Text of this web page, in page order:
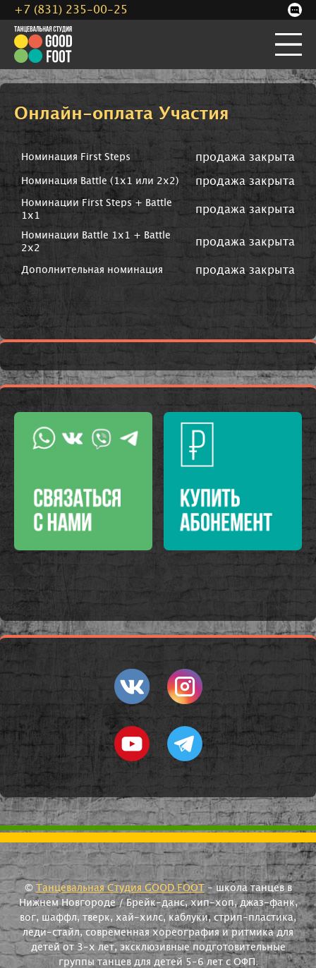
Онлайн-оплата Участия
Номинация First Steps продажа закрыта
Номинация Battle (1х1 или 2х2) продажа закрыта
Номинации First Steps + Battle
1x1
продажа закрыта
Номинации Battle 1x1 + Battle
2x2
продажа закрыта
Дополнительная номинация продажа закрыта
© Танцевальная Студия GOOD FOOT
- школа танцев в
Нижнем Новгороде / Брейк-данс, хип-хоп, джаз-фанк,
вог, шаффл, тверк, хай-хилс, каблуки, стрип-пластика,
леди-стайл, современная хореография и ритмика для
детей от 3-х лет, эксклюзивные подготовительные
группы танцев для детей 5-6 лет с ОФП.
+7 (831) 235-00-25